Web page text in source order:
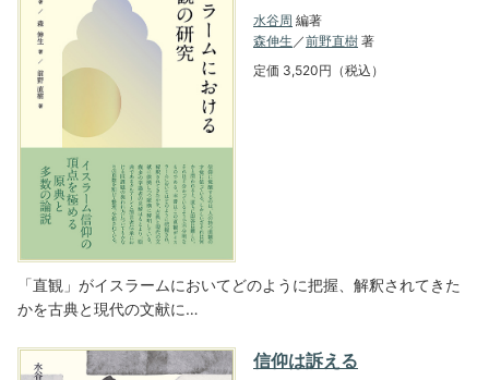
水谷周 編著
森伸生 ／前野直樹 著
定価 3,520円（税込）
「直観」がイスラームにおいてどのように把握、解釈されてきた
かを古典と現代の文献に…
信仰は訴える